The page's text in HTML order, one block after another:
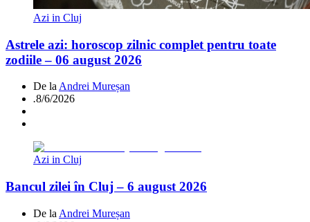
Azi in Cluj
Astrele azi: horoscop zilnic complet pentru toate
zodiile – 06 august 2026
De la Andrei Mureșan
.8/6/2026
Azi in Cluj
Bancul zilei în Cluj – 6 august 2026
De la Andrei Mureșan